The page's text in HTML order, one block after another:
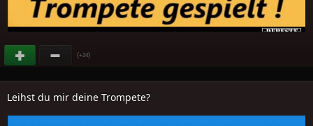
(+24)
Leihst du mir deine Trompete?